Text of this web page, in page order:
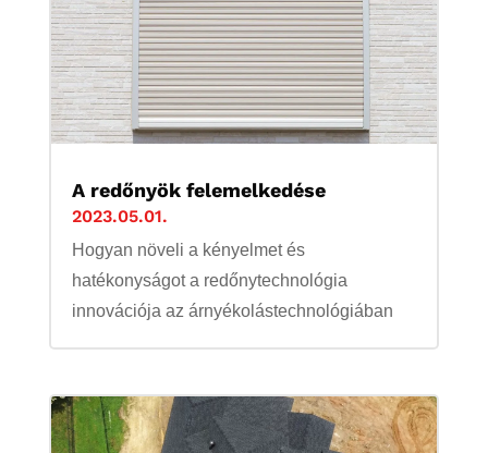
A redőnyök felemelkedése
2023.05.01.
Hogyan növeli a kényelmet és
hatékonyságot a redőnytechnológia
innovációja az árnyékolástechnológiában